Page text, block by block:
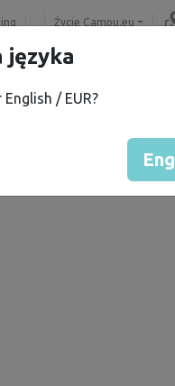
Życie Campu.eu
języka
/ EUR?